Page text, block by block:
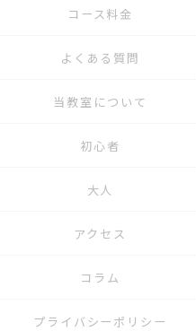
コース料金
よくある質問
当教室について
初心者
大人
アクセス
コラム
プライバシーポリシー